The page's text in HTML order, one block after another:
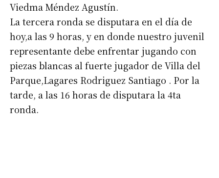
Viedma Méndez Agustín.
La tercera ronda se disputara en el día de
hoy,a las 9 horas, y en donde nuestro juvenil
representante debe enfrentar jugando con
piezas blancas al fuerte jugador de Villa del
Parque,Lagares Rodriguez Santiago . Por la
tarde, a las 16 horas de disputara la 4ta
ronda.